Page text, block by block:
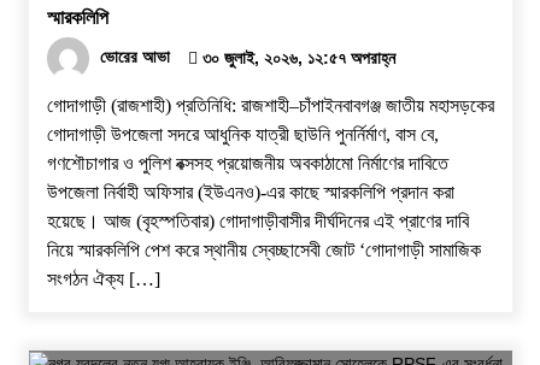
স্মারকলিপি
ভোরের আভা ৩০ জুলাই, ২০২৬, ১২:৫৭ অপরাহ্ন
গোদাগাড়ী (রাজশাহী) প্রতিনিধি: রাজশাহী–চাঁপাইনবাবগঞ্জ জাতীয় মহাসড়কের
গোদাগাড়ী উপজেলা সদরে আধুনিক যাত্রী ছাউনি পুনর্নির্মাণ, বাস বে,
গণশৌচাগার ও পুলিশ বক্সসহ প্রয়োজনীয় অবকাঠামো নির্মাণের দাবিতে
উপজেলা নির্বাহী অফিসার (ইউএনও)-এর কাছে স্মারকলিপি প্রদান করা
হয়েছে। ​আজ (বৃহস্পতিবার) গোদাগাড়ীবাসীর দীর্ঘদিনের এই প্রাণের দাবি
নিয়ে স্মারকলিপি পেশ করে স্থানীয় স্বেচ্ছাসেবী জোট ‘গোদাগাড়ী সামাজিক
সংগঠন ঐক্য […]